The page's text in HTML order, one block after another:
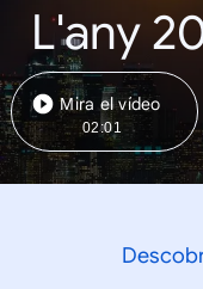
L'any
Mira el vídeo
02:01